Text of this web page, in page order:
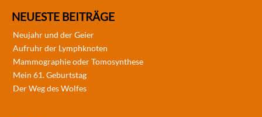
NEUESTE BEITRÄGE
Neujahr und der Geier
Aufruhr der Lymphknoten
Mammographie oder Tomosynthese
Mein 61. Geburtstag
Der Weg des Wolfes